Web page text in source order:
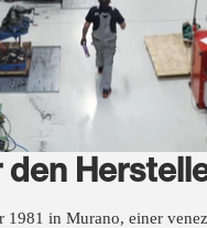
den
1981 in Murano, einer